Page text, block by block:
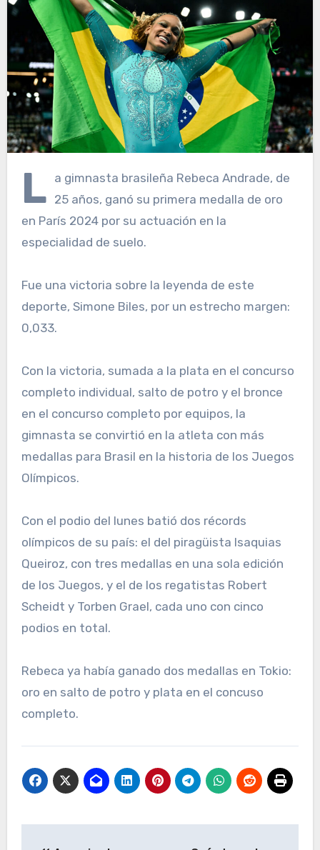
L a gimnasta brasileña Rebeca Andrade, de
25 años, ganó su primera medalla de oro
en París 2024 por su actuación en la
especialidad de suelo.
Fue una victoria sobre la leyenda de este
deporte, Simone Biles, por un estrecho margen:
0,033.
Con la victoria, sumada a la plata en el concurso
completo individual, salto de potro y el bronce
en el concurso completo por equipos, la
gimnasta se convirtió en la atleta con más
medallas para Brasil en la historia de los Juegos
Olímpicos.
Con el podio del lunes batió dos récords
olímpicos de su país: el del piragüista Isaquias
Queiroz, con tres medallas en una sola edición
de los Juegos, y el de los regatistas Robert
Scheidt y Torben Grael, cada uno con cinco
podios en total.
Rebeca ya había ganado dos medallas en Tokio:
oro en salto de potro y plata en el concuso
completo.